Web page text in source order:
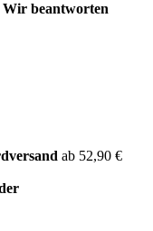
Wir beantworten
ab 52,90 €